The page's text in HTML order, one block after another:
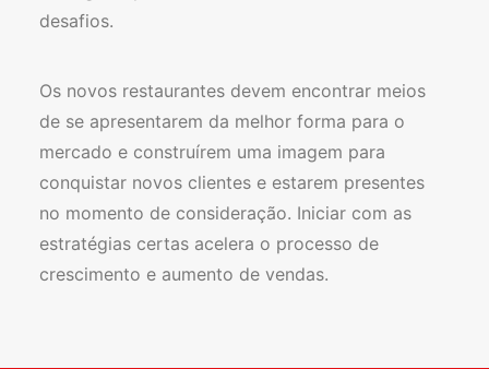
desafios.
Os novos restaurantes devem encontrar meios
de se apresentarem da melhor forma para o
mercado e construírem uma imagem para
conquistar novos clientes e estarem presentes
no momento de consideração. Iniciar com as
estratégias certas acelera o processo de
crescimento e aumento de vendas.